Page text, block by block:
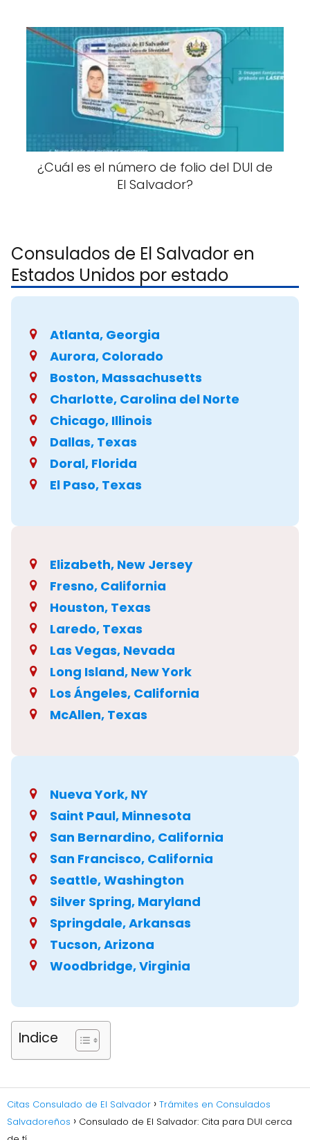
¿Cuál es el número de folio del DUI de
El Salvador?
Consulados de El Salvador en
Estados Unidos por estado
Atlanta, Georgia
Aurora, Colorado
Boston, Massachusetts
Charlotte, Carolina del Norte
Chicago, Illinois
Dallas, Texas
Doral, Florida
El Paso, Texas
Elizabeth, New Jersey
Fresno, California
Houston, Texas
Laredo, Texas
Las Vegas, Nevada
Long Island, New York
Los Ángeles, California
McAllen, Texas
Nueva York, NY
Saint Paul, Minnesota
San Bernardino, California
San Francisco, California
Seattle, Washington
Silver Spring, Maryland
Springdale, Arkansas
Tucson, Arizona
Woodbridge, Virginia
Indice
Citas Consulado de El Salvador
Trámites en Consulados
Salvadoreños
Consulado de El Salvador: Cita para DUI cerca